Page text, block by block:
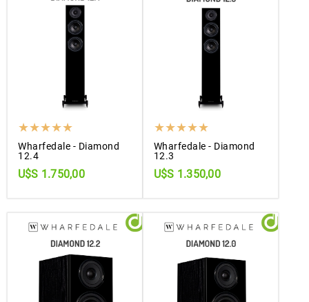
Wharfedale - Diamond
12.4
U$S 1.750,00
Wharfedale - Diamond
12.3
U$S 1.350,00